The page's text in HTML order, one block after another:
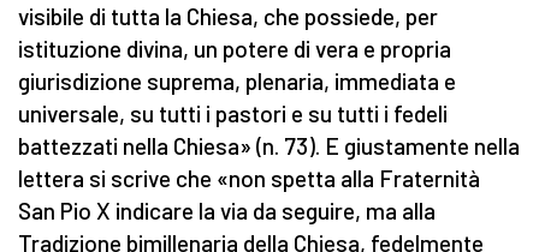
visibile di tutta la Chiesa, che possiede, per
istituzione divina, un potere di vera e propria
giurisdizione suprema, plenaria, immediata e
universale, su tutti i pastori e su tutti i fedeli
battezzati nella Chiesa» (n. 73). E giustamente nella
lettera si scrive che «non spetta alla Fraternità
San Pio X indicare la via da seguire, ma alla
Tradizione bimillenaria della Chiesa, fedelmente